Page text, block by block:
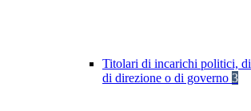
Titolari di incarichi politici,
di direzione o di governo 3